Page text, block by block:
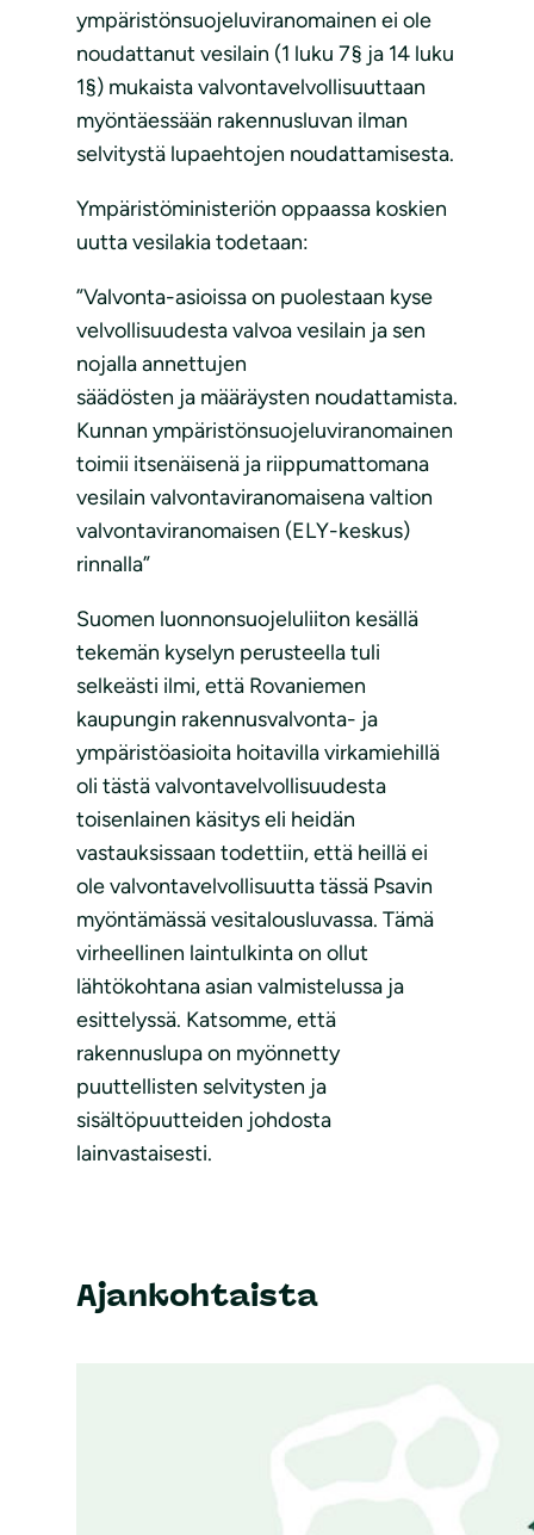
ympäristönsuojeluviranomainen ei ole
noudattanut vesilain (1 luku 7§ ja 14 luku
1§) mukaista valvontavelvollisuuttaan
myöntäessään rakennusluvan ilman
selvitystä lupaehtojen noudattamisesta.
Ympäristöministeriön oppaassa koskien
uutta vesilakia todetaan:
”Valvonta-asioissa on puolestaan kyse
velvollisuudesta valvoa vesilain ja sen
nojalla annettujen
säädösten ja määräysten noudattamista.
Kunnan ympäristönsuojeluviranomainen
toimii itsenäisenä ja riippumattomana
vesilain valvontaviranomaisena valtion
valvontaviranomaisen (ELY-keskus)
rinnalla”
Suomen luonnonsuojeluliiton kesällä
tekemän kyselyn perusteella tuli
selkeästi ilmi, että Rovaniemen
kaupungin rakennusvalvonta- ja
ympäristöasioita hoitavilla virkamiehillä
oli tästä valvontavelvollisuudesta
toisenlainen käsitys eli heidän
vastauksissaan todettiin, että heillä ei
ole valvontavelvollisuutta tässä Psavin
myöntämässä vesitalousluvassa. Tämä
virheellinen laintulkinta on ollut
lähtökohtana asian valmistelussa ja
esittelyssä. Katsomme, että
rakennuslupa on myönnetty
puuttellisten selvitysten ja
sisältöpuutteiden johdosta
lainvastaisesti.
Ajankohtaista